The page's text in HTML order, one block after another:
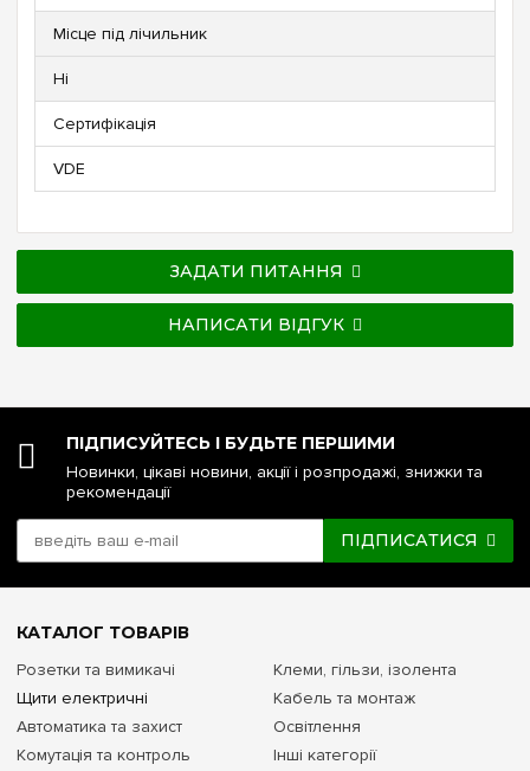
Місце під лічильник
Ні
Сертифікація
VDE
ЗАДАТИ ПИТАННЯ
НАПИСАТИ ВІДГУК
ПІДПИСУЙТЕСЬ І БУДЬТЕ ПЕРШИМИ
Новинки, цікаві новини, акції і розпродажі, знижки та
рекомендації
ПІДПИСАТИСЯ
КАТАЛОГ ТОВАРІВ
Розетки та вимикачі
Щити електричні
Автоматика та захист
Комутація та контроль
Клеми, гільзи, ізолента
Кабель та монтаж
Освітлення
Інші категорії